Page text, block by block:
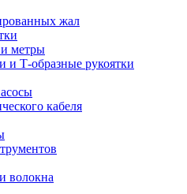
жал
метры
Т-образные рукоятки
кабеля
волокна